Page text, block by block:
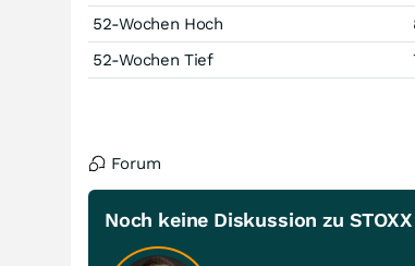
52-Wochen Hoch
52-Wochen Tief
Forum
Noch keine Diskussion zu